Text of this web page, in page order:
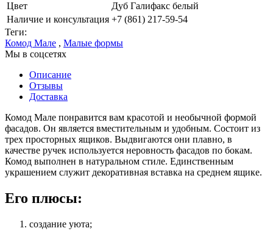
Цвет
Дуб Галифакс белый
Наличие и консультация +7 (861) 217-59-54
Теги:
Комод Мале , Малые формы
Мы в соцсетях
Описание
Отзывы
Доставка
Комод Мале понравится вам красотой и необычной формой
фасадов. Он является вместительным и удобным. Состоит из
трех просторных ящиков. Выдвигаются они плавно, в
качестве ручек используется неровность фасадов по бокам.
Комод выполнен в натуральном стиле. Единственным
украшением служит декоративная вставка на среднем ящике.
Его плюсы:
создание уюта;